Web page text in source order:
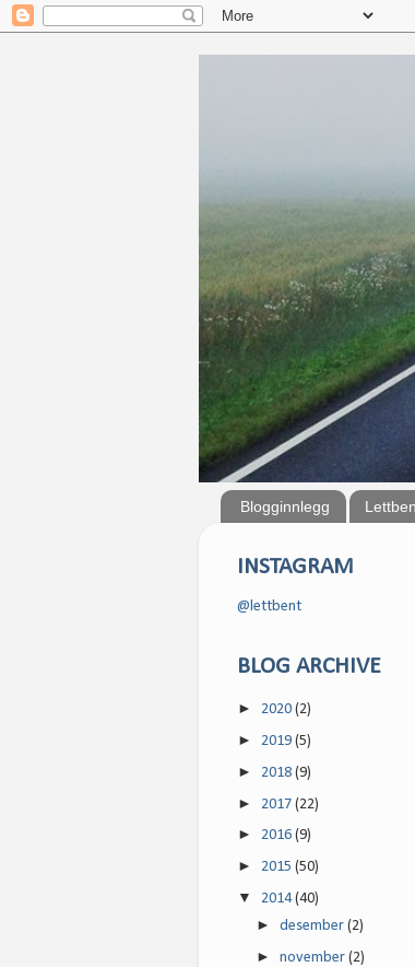
Blogginnlegg
INSTAGRAM
@lettbent
BLOG ARCHIVE
► 2020 (2)
► 2019 (5)
► 2018 (9)
► 2017 (22)
► 2016 (9)
► 2015 (50)
▼ 2014(40)
►desember(2)
►november(2)